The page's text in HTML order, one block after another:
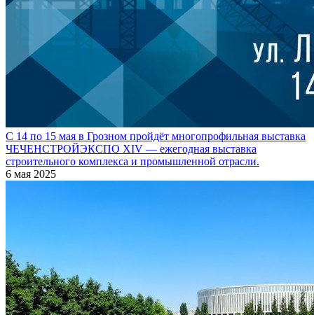
С 14 по 15 мая в Грозном пройдёт многопрофильная выставка
ЧЕЧЕНСТРОЙЭКСПО XIV — ежегодная выставка
строительного комплекса и промышленной отрасли.
6 мая 2025